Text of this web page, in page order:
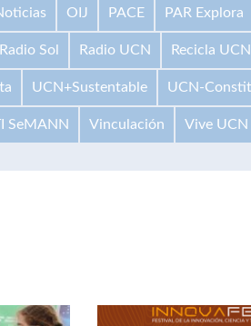
OIJ PACE PAR Explora
Radio Sol Radio UCN Recicla UCN
UCN+Sustentable UCN-
SeMANN Vinculación Vive UCN